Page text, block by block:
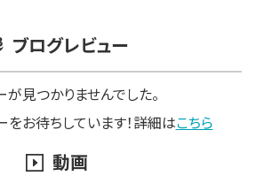
ブログレビュー
が見つかりませんでした。
をお待ちしています！詳細はこちら
動画